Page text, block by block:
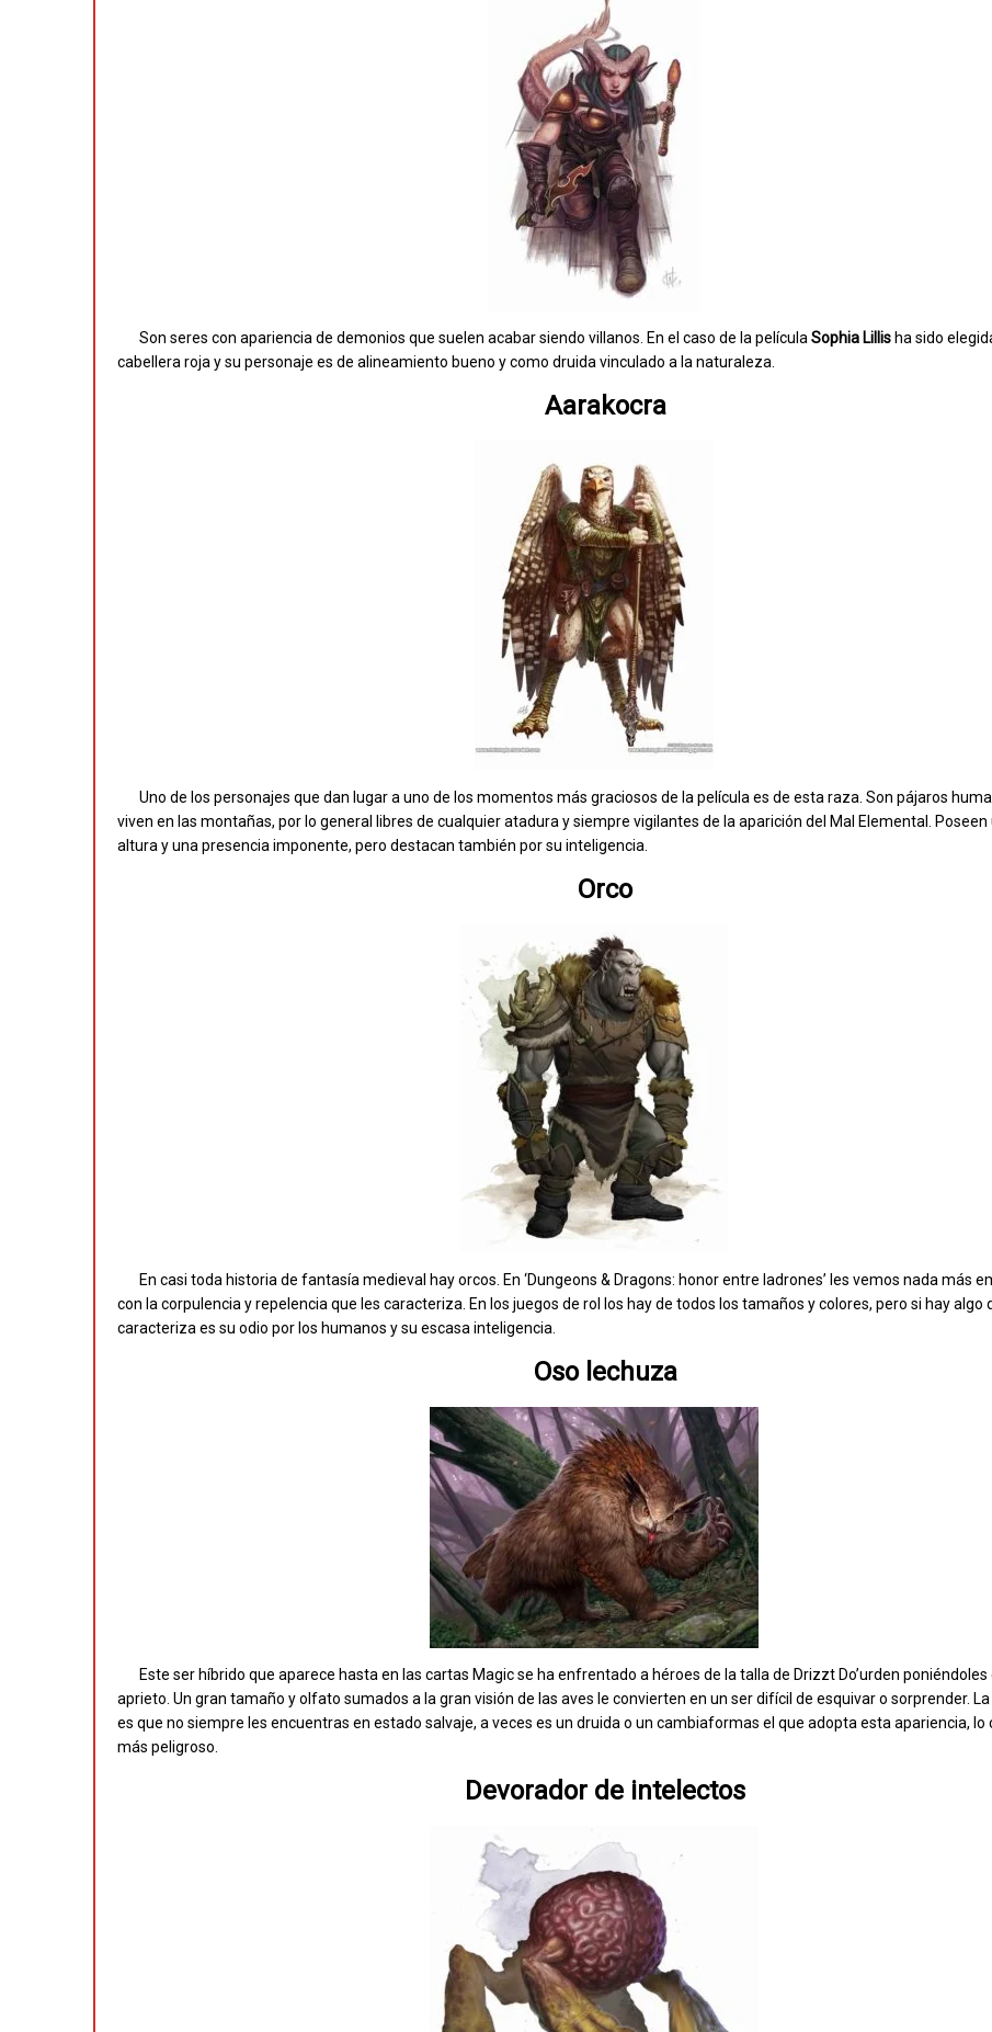
Son seres con apariencia de demonios que suelen acabar siendo villanos. En el caso de la películaSophia Lillis ha sido
cabellera roja y su personaje es de alineamiento bueno y como druida vinculado a la naturaleza.
Aarakocra
Uno de los personajes que dan lugar a uno de los momentos más graciosos de la película es de esta raza. Son pájaros
viven en las montañas, por lo general libres de cualquier atadura y siempre vigilantes de la aparición del Mal Elemental. Poseen
altura y una presencia imponente, pero destacan también por su inteligencia.
Orco
En casi toda historia de fantasía medieval hay orcos. En ‘Dungeons & Dragons: honor entre ladrones’ les vemos nada más
con la corpulencia y repelencia que les caracteriza. En los juegos de rol los hay de todos los tamaños y colores, pero si hay algo
caracteriza es su odio por los humanos y su escasa inteligencia.
Oso lechuza
Este ser híbrido que aparece hasta en las cartas Magic se ha enfrentado a héroes de la talla de Drizzt Do’urden poniéndoles
aprieto. Un gran tamaño y olfato sumados a la gran visión de las aves le convierten en un ser difícil de esquivar o sorprender.
es que no siempre les encuentras en estado salvaje, a veces es un druida o un cambiaformas el que adopta esta apariencia, lo
más peligroso.
Devorador de intelectos